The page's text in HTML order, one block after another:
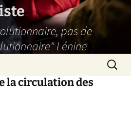
pas de
Lénine
la circulation des